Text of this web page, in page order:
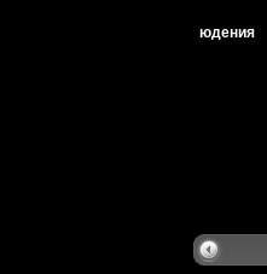
Системы видеонаблюдения